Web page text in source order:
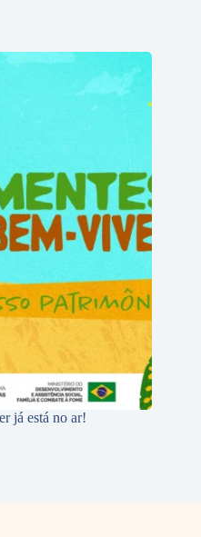
já está no ar!